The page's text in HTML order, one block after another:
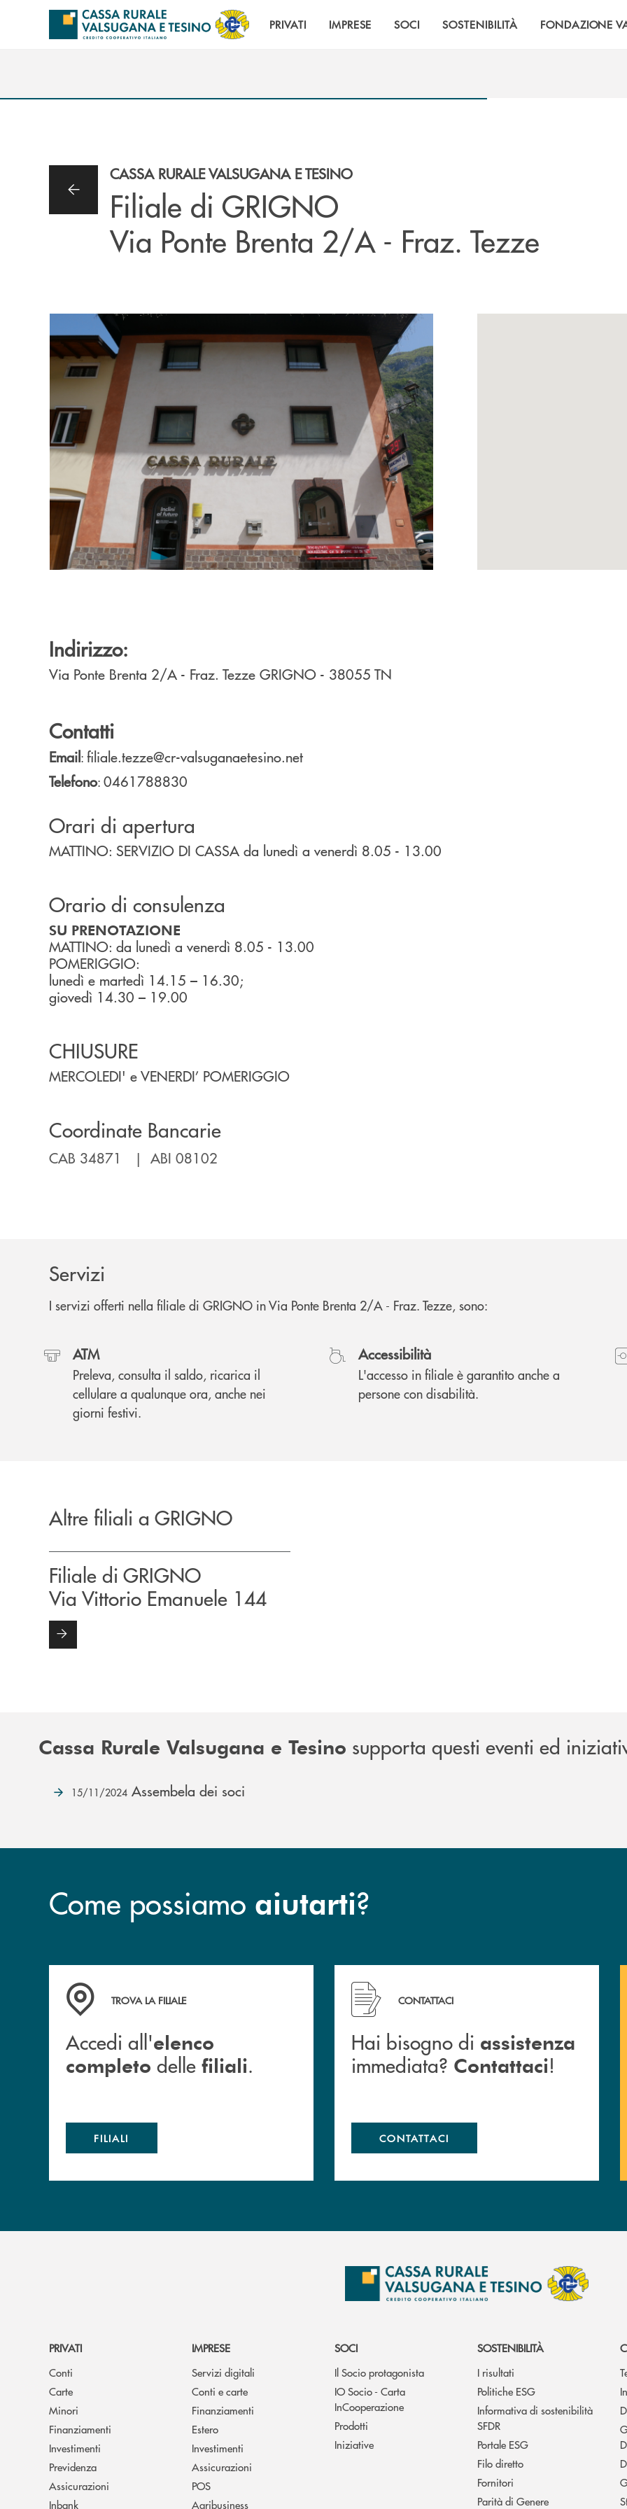
Salta al contenuto principale
PRIVATI IMPRESE SOCI SOSTENIBILITÀ FONDAZIONE
CASSA RURALE VALSUGANA E TESINO
Filiale di GRIGNO
Via Ponte Brenta 2/A - Fraz. Tezze
Indirizzo:
Via Ponte Brenta 2/A - Fraz. Tezze GRIGNO - 38055 TN
Contatti
Email: filiale.tezze@cr-valsuganaetesino.net
Telefono: 0461788830
Orari di apertura
MATTINO: SERVIZIO DI CASSA da lunedì a venerdì 8.05 - 13.00
Orario di consulenza
SU PRENOTAZIONE
MATTINO: da lunedì a venerdì 8.05 - 13.00
POMERIGGIO:
lunedì e martedì 14.15 – 16.30;
giovedì 14.30 – 19.00
CHIUSURE
MERCOLEDI' e VENERDI’ POMERIGGIO
Coordinate Bancarie
CAB 34871 | ABI 08102
Servizi
I servizi offerti nella filiale di GRIGNO in Via Ponte Brenta 2/A - Fraz. Tezze, sono:
ATM
Preleva, consulta il saldo, ricarica il
cellulare a qualunque ora, anche nei
giorni festivi.
Accessibilità
L'accesso in filiale è garantito anche a
persone con disabilità.
Altre filiali a GRIGNO
Filiale di GRIGNO
Via Vittorio Emanuele 144
Cassa Rurale Valsugana e Tesino supporta questi eventi ed
15/11/2024 Assembela dei soci
Come possiamo aiutarti?
Accedi all' elenco completo delle filiali .
TROVA LA FILIALE
Accedi all'elenco
completo delle filiali.
FILIALI
Hai bisogno di assistenza immediata? Contattaci !
CONTATTACI
Hai bisogno di assistenza
immediata? Contattaci!
CONTATTACI
PRIVATI
Conti
Carte
Minori
Finanziamenti
Investimenti
Previdenza
Assicurazioni
Inbank
IMPRESE
Servizi digitali
Conti e carte
Finanziamenti
Estero
Investimenti
Assicurazioni
POS
Agribusiness
SOCI
Il Socio protagonista
IO Socio - Carta
InCooperazione
Prodotti
Iniziative
SOSTENIBILITÀ
I risultati
Politiche ESG
Informativa di sostenibilità
SFDR
Portale ESG
Filo diretto
Fornitori
Parità di Genere